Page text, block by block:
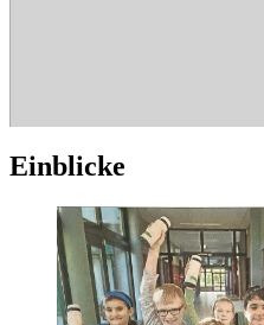
Ein­bli­cke